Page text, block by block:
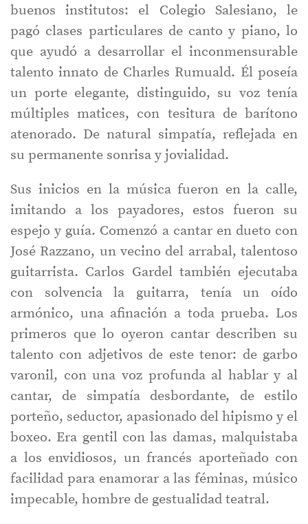
buenos institutos: el Colegio Salesiano, le
pagó clases particulares de canto y piano, lo
que ayudó a desarrollar el inconmensurable
talento innato de Charles Rumuald. Él poseía
un porte elegante, distinguido, su voz tenía
múltiples matices, con tesitura de barítono
atenorado. De natural simpatía, reflejada en
su permanente sonrisa y jovialidad.
Sus inicios en la música fueron en la calle,
imitando a los payadores, estos fueron su
espejo y guía. Comenzó a cantar en dueto con
José Razzano, un vecino del arrabal, talentoso
guitarrista. Carlos Gardel también ejecutaba
con solvencia la guitarra, tenía un oído
armónico, una afinación a toda prueba. Los
primeros que lo oyeron cantar describen su
talento con adjetivos de este tenor: de garbo
varonil, con una voz profunda al hablar y al
cantar, de simpatía desbordante, de estilo
porteño, seductor, apasionado del hipismo y el
boxeo. Era gentil con las damas, malquistaba
a los envidiosos, un francés aporteñado con
facilidad para enamorar a las féminas, músico
impecable, hombre de gestualidad teatral.